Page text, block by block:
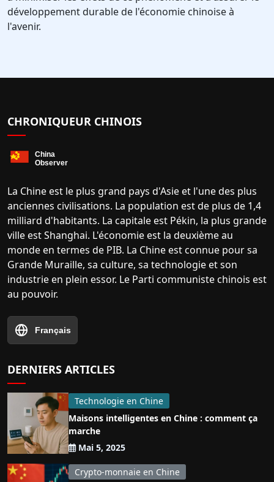
développement durable de l'économie chinoise à
l'avenir.
CHRONIQUEUR CHINOIS
La Chine est le plus grand pays d'Asie et l'une des plus
anciennes civilisations. La population est de plus de 1,4
milliard d'habitants. La capitale est Pékin, la plus grande
ville est Shanghai. L'économie est la deuxième au
monde en termes de PIB. La Chine est connue pour sa
Grande Muraille, sa culture, sa technologie et son
industrie en plein essor. Le Parti communiste chinois est
au pouvoir.
Français
DERNIERS ARTICLES
Technologie en Chine
Maisons intelligentes en Chine : comment ça
marche
Mai 5, 2025
Crypto-monnaie en Chine